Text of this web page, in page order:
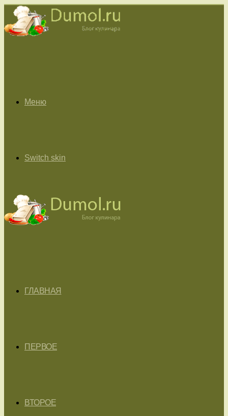
Меню
Switch skin
ГЛАВНАЯ
ПЕРВОЕ
ВТОРОЕ